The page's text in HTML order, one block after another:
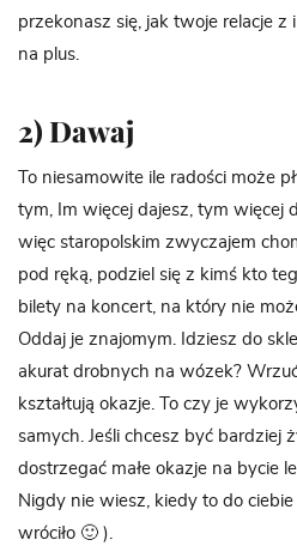
przekonasz się, jak twoje relacje z
na plus.
2) Dawaj
To niesamowite ile radości może
tym, Im więcej dajesz, tym więcej
więc staropolskim zwyczajem
pod ręką, podziel się z kimś kto
bilety na koncert, na który nie
Oddaj je znajomym. Idziesz do
akurat drobnych na wózek?
kształtują okazje. To czy je
samych. Jeśli chcesz być bardziej
dostrzegać małe okazje na bycie
Nigdy nie wiesz, kiedy to do
wróciło 🙂 ).